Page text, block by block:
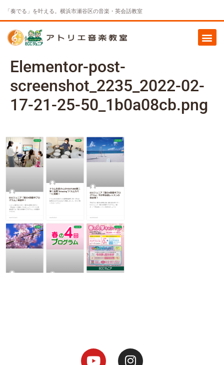
「奏でる」を叶える。横浜市瀬谷区の音楽・英会話教室
Elementor-post-
screenshot_2235_2022-02-
17-21-25-50_1b0a08cb.png